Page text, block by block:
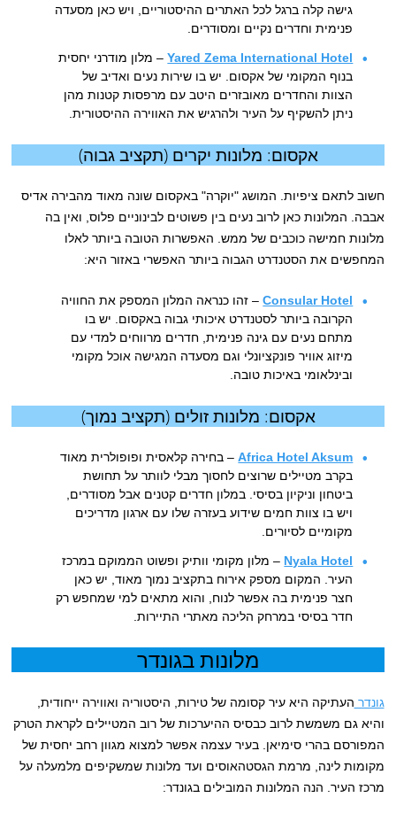
גישה קלה ברגל לכל האתרים ההיסטוריים, ויש כאן מסעדה
פנימית וחדרים נקיים ומסודרים.
Yared Zema International Hotel– מלון מודרני יחסית
בנוף המקומי של אקסום. יש בו שירות נעים ואדיב של
הצוות והחדרים מאובזרים היטב עם מרפסות קטנות מהן
ניתן להשקיף על העיר ולהרגיש את האווירה ההיסטורית.
אקסום: מלונות יקרים (תקציב גבוה)
חשוב לתאם ציפיות. המושג "יוקרה" באקסום שונה מאוד מהבירה אדיס
אבבה. המלונות כאן לרוב נעים בין פשוטים לבינוניים פלוס, ואין בה
מלונות חמישה כוכבים של ממש. האפשרות הטובה ביותר לאלו
המחפשים את הסטנדרט הגבוה ביותר האפשרי באזור היא:
Consular Hotel– זהו כנראה המלון המספק את החוויה
הקרובה ביותר לסטנדרט איכותי גבוה באקסום. יש בו
מתחם נעים עם גינה פנימית, חדרים מרווחים למדי עם
מיזוג אוויר פונקציונלי וגם מסעדה המגישה אוכל מקומי
ובינלאומי באיכות טובה.
אקסום: מלונות זולים (תקציב נמוך)
Africa Hotel Aksum– בחירה קלאסית ופופולרית מאוד
בקרב מטיילים שרוצים לחסוך מבלי לוותר על תחושת
ביטחון וניקיון בסיסי. במלון חדרים קטנים אבל מסודרים,
ויש בו צוות חמים שידוע בעזרה שלו עם ארגון מדריכים
מקומיים לסיורים.
Nyala Hotel – מלון מקומי וותיק ופשוט הממוקם במרכז
העיר. המקום מספק אירוח בתקציב נמוך מאוד, יש כאן
חצר פנימית בה אפשר לנוח, והוא מתאים למי שמחפש רק
חדר בסיסי במרחק הליכה מאתרי התיירות.
מלונות בגונדר
גונדר העתיקה היא עיר קסומה של טירות, היסטוריה ואווירה ייחודית,
והיא גם משמשת לרוב כבסיס ההיערכות של רוב המטיילים לקראת הטרק
המפורסם בהרי סימיאן. בעיר עצמה אפשר למצוא מגוון רחב יחסית של
מקומות לינה, מרמת הגסטהאוסים ועד מלונות שמשקיפים מלמעלה על
מרכז העיר. הנה המלונות המובילים בגונדר: